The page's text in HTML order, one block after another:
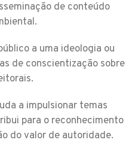
de conteúdo
a uma ideologia ou
de conscientização sobre
a impulsionar temas
para o reconhecimento
do valor de autoridade.